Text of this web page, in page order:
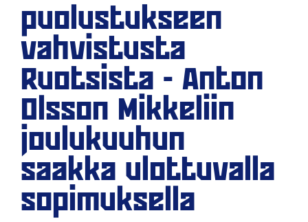
puolustukseen
vahvistusta
Ruotsista - Anton
Olsson Mikkeliin
joulukuuhun
saakka ulottuvalla
sopimuksella